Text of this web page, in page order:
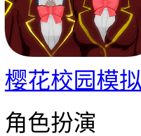
樱花校园模
角色扮演